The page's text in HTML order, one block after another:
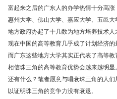
富起来之后的广东人的办学热情十分高涨
惠州大学、佛山大学、嘉应大学、五邑大
地方政府办起了十几数为地方培养技术人
现在中国的高等教育几乎成了计划经济的
而广东这些地方大学其实正代表了高等教
相信珠三角的高等教育优势会越来越明显。
还有什么？笔者愿意与唱衰珠三角的人们
以证明珠三角的竞争力没有衰退。